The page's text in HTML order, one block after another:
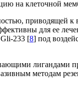
на клеточной
приводящей
для ее
233 [8] под
лигандами
методам